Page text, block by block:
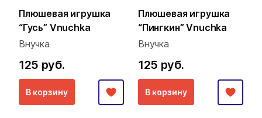
Плюшевая игрушка
“Гусь” Vnuchka
Внучка
125 руб.
В корзину
Плюшевая игрушка
“Пингкин” Vnuchka
Внучка
125 руб.
В корзину